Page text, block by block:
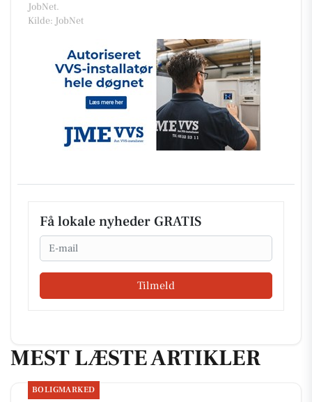
JobNet.
Kilde: JobNet
Få lokale nyheder GRATIS
Email
Tilmeld
MEST LÆSTE ARTIKLER
BOLIGMARKED